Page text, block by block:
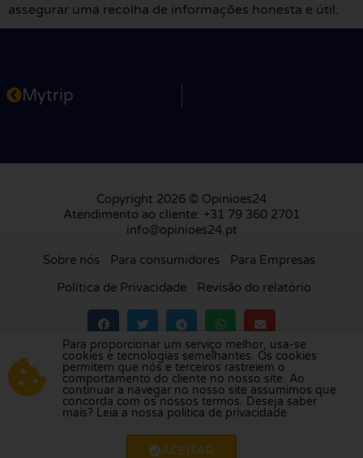
assegurar uma recolha de informações honesta e útil.
Mytrip
Copyright 2026 © Opinioes24
Atendimento ao cliente: +31 79 360 2701
info@opinioes24.pt
Sobre nós Para consumidores
Para Empresas
Política de Privacidade
Revisão do relatório
Visite a nossa plataforma de avaliações na
Holanda,Reino Unido, França,Alemanha,
Bélgica,Espanha, Itália,Polónia,Dinamarca,
FinlândiaeSuécia.
Para proporcionar um serviço melhor, usa-se
cookies e tecnologias semelhantes. Os cookies
permitem que nós e terceiros rastreiem o
comportamento do cliente no nosso site. Ao
continuar a navegar no nosso site assumimos que
concorda com os nossos termos. Deseja saber
mais? Leia a nossa política de privacidade.
ACEITAR